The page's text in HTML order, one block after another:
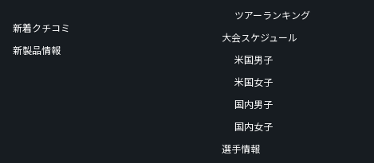
新着クチコミ
新製品情報
ツアーランキング
大会スケジュール
米国男子
米国女子
国内男子
国内女子
選手情報